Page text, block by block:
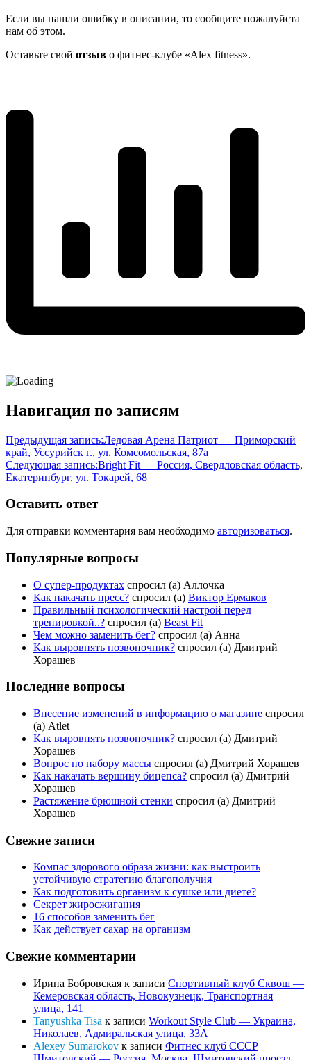
Если вы нашли ошибку в описании, то сообщите пожалуйста
нам об этом.
Оставьте свой отзыв о фитнес-клубе «Alex fitness».
Навигация по записям
Предыдущая запись:Ледовая Арена Патриот — Приморский
край, Уссурийск г., ул. Комсомольская, 87а
Следующая запись:Bright Fit — Россия, Свердловская область,
Екатеринбург, ул. Токарей, 68
Оставить ответ
Для отправки комментария вам необходимо авторизоваться.
Популярные вопросы
О супер-продуктах спросил (а) Аллочка
Как накачать пресс? спросил (а) Виктор Ермаков
Правильный психологический настрой перед
тренировкой..? спросил (а) Beast Fit
Чем можно заменить бег? спросил (а) Анна
Как выровнять позвоночник? спросил (а) Дмитрий
Хорашев
Последние вопросы
Внесение изменений в информацию о магазине спросил
(а) Atlet
Как выровнять позвоночник? спросил (а) Дмитрий
Хорашев
Вопрос по набору массы спросил (а) Дмитрий Хорашев
Как накачать вершину бицепса? спросил (а) Дмитрий
Хорашев
Растяжение брюшной стенки спросил (а) Дмитрий
Хорашев
Свежие записи
Компас здорового образа жизни: как выстроить
устойчивую стратегию благополучия
Как подготовить организм к сушке или диете?
Секрет жиросжигания
16 способов заменить бег
Как действует сахар на организм
Свежие комментарии
Ирина Бобровская к записи Спортивный клуб Сквош —
Кемеровская область, Новокузнецк, Транспортная
улица, 141
Tanyushka Tisa к записи Workout Style Club — Украина,
Николаев, Адмиральская улица, 33А
Alexey Sumarokov к записи Фитнес клуб СССР